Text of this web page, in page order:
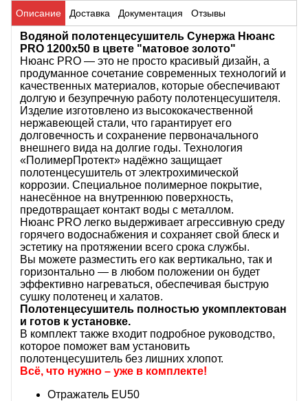
Описание Доставка Документация Отзывы
Водяной полотенцесушитель Сунержа Нюанс
PRO 1200х50 в цвете "матовое золото"
Нюанс PRO — это не просто красивый дизайн, а
продуманное сочетание современных технологий и
качественных материалов, которые обеспечивают
долгую и безупречную работу полотенцесушителя.
Изделие изготовлено из высококачественной
нержавеющей стали, что гарантирует его
долговечность и сохранение первоначального
внешнего вида на долгие годы. Технология
«ПолимерПротект» надёжно защищает
полотенцесушитель от электрохимической
коррозии. Специальное полимерное покрытие,
нанесённое на внутреннюю поверхность,
предотвращает контакт воды с металлом.
Нюанс PRO легко выдерживает агрессивную среду
горячего водоснабжения и сохраняет свой блеск и
эстетику на протяжении всего срока службы.
Вы можете разместить его как вертикально, так и
горизонтально — в любом положении он будет
эффективно нагреваться, обеспечивая быструю
сушку полотенец и халатов.
Полотенцесушитель полностью укомплектован
и готов к установке.
В комплект также входит подробное руководство,
которое поможет вам установить
полотенцесушитель без лишних хлопот.
Всё, что нужно – уже в комплекте!
Отражатель EU50